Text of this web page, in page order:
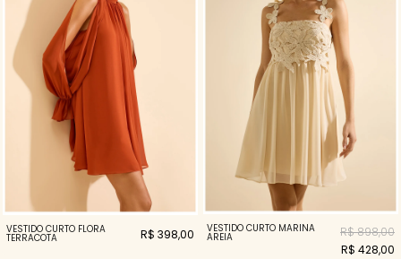
VESTIDO CURTO FLORA
TERRACOTA R$ 398,00 VESTIDO CURTO MARINA
AREIA
R$ 898,00
R$ 428,00